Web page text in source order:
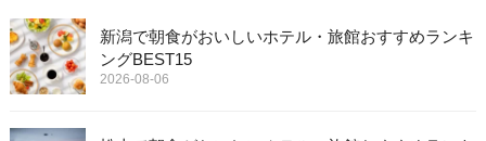
新潟で朝食がおいしいホテル・旅館おすすめランキ
ングBEST15
2026-08-06